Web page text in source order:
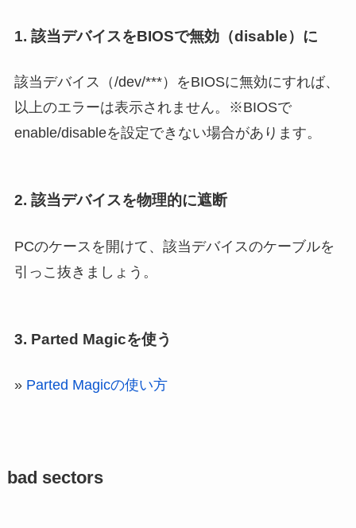
1. 該当デバイスをBIOSで無効（disable）に
該当デバイス（/dev/***）をBIOSに無効にすれば、
以上のエラーは表示されません。※BIOSで
enable/disableを設定できない場合があります。
2. 該当デバイスを物理的に遮断
PCのケースを開けて、該当デバイスのケーブルを
引っこ抜きましょう。
3. Parted Magicを使う
» Parted Magicの使い方
bad sectors